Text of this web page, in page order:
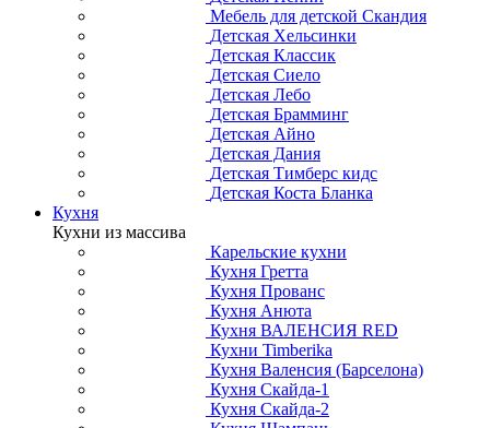
Мебель для детской Скандия
Детская Хельсинки
Детская Классик
Детская Сиело
Детская Лебо
Детская Брамминг
Детская Айно
Детская Дания
Детская Тимберс кидс
Детская Коста Бланка
Кухня
Кухни из массива
Карельские кухни
Кухня Гретта
Кухня Прованс
Кухня Анюта
Кухня ВАЛЕНСИЯ RED
Кухни Timberika
Кухня Валенсия (Барселона)
Кухня Скайда-1
Кухня Скайда-2